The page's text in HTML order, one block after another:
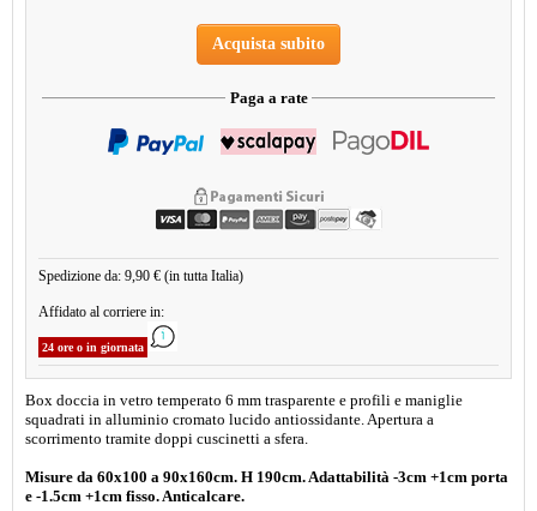
Acquista subito
Paga a rate
Spedizione da: 9,90 € (in tutta Italia)
Affidato al corriere in:
24 ore o in giornata
Box doccia in vetro temperato 6 mm trasparente e profili e maniglie
squadrati in alluminio cromato lucido antiossidante. Apertura a
scorrimento tramite doppi cuscinetti a sfera.
Misure da 60x100 a 90x160cm. H 190cm. Adattabilità -3cm +1cm porta
e -1.5cm +1cm fisso. Anticalcare.